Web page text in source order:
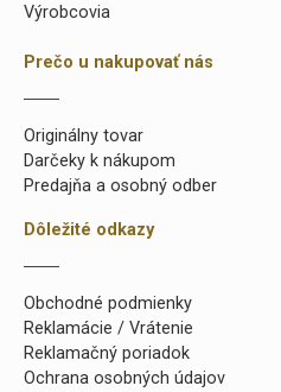
Výrobcovia
Prečo u nakupovať nás
Originálny tovar
Darčeky k nákupom
Predajňa a osobný odber
Dôležité odkazy
Obchodné podmienky
Reklamácie / Vrátenie
Reklamačný poriadok
Ochrana osobných údajov